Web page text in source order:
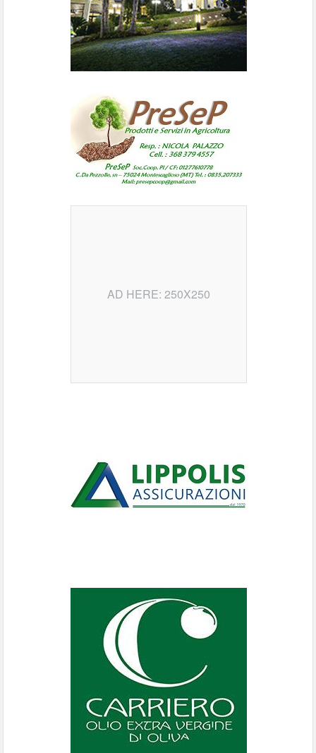
AD HERE: 250X250